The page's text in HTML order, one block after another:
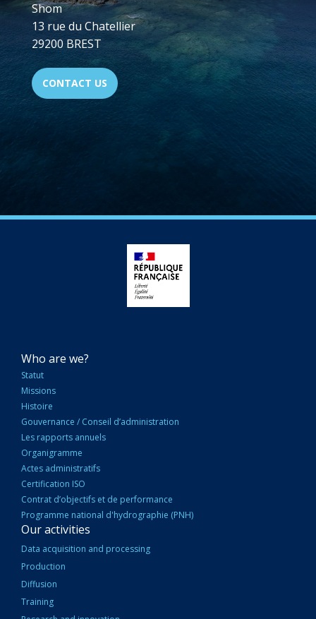
Shom
13 rue du Chatellier
29200 BREST
CONTACT US
NAVIGATION
PRINCIPALE
Who are we?
Statut
Missions
Histoire
Gouvernance / Conseil d’administration
Les rapports annuels
Organigramme
Actes administratifs
Certification ISO
Contrat d’objectifs et de performance
Programme national d'hydrographie (PNH)
Our activities
Data acquisition and processing
Production
Diffusion
Training